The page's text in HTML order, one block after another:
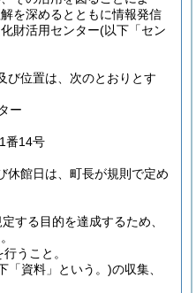
を深めるとともに情報発信
財活用センター(以下「セン
び位置は、次のとおりとす
ー
番14号
休館日は、町長が規則で定め
する目的を達成するため、
うこと。
「資料」という。)の収集、